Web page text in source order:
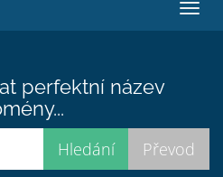
perfektní název